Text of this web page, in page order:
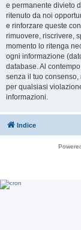
e permanente divieto
ritenuto da noi
e rinforzare queste
rimuovere, riscrivere,
momento lo ritenga
ogni informazione
database. Al
senza il tuo consenso,
per qualsiasi
informazioni.
Indice